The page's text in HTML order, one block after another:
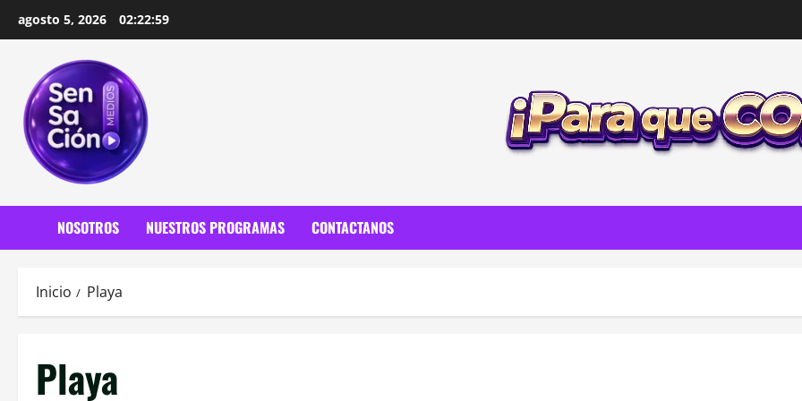
agosto 5, 2026 02:23:01
NOSOTROS NUESTROS PROGRAMAS CONTACTANOS
Inicio Playa
Playa